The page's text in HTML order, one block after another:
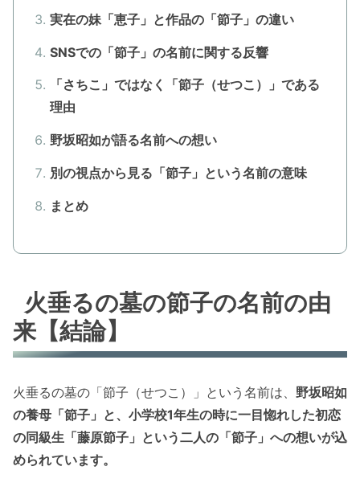
実在の妹「恵子」と作品の「節子」の違い
SNSでの「節子」の名前に関する反響
「さちこ」ではなく「節子（せつこ）」である
理由
野坂昭如が語る名前への想い
別の視点から見る「節子」という名前の意味
まとめ
火垂るの墓の節子の名前の由
来【結論】
火垂るの墓の「節子（せつこ）」という名前は、 野坂昭如
の養母「節子」と、小学校1年生の時に一目惚れした初恋
の同級生「藤原節子」という二人の「節子」への想いが込
められています。